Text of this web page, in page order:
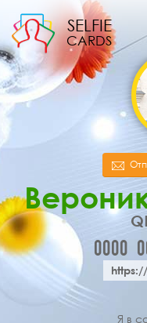
SELFIE
CARDS
0000
Я в